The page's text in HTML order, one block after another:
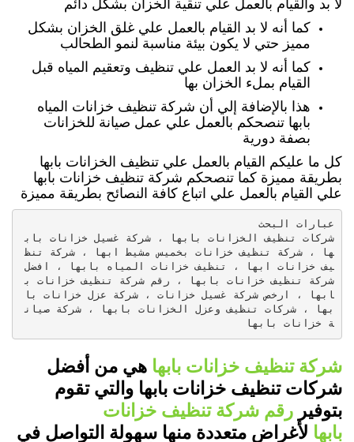
لا بد والقيام بالعمل علي تنقية الخزان بشكل دائم
كما أنه لا بد القيام بالعمل علي غلق الخزان بشكل
مميز حتي لا يكون بيئة مناسبة لنمو الطحالب
كما أنه لا بد العمل علي تنظيف وتعقيم المياه قبل
القيام بملء الخزان بها
هذا بالإضافة إلي أن شركة تنظيف خزانات المياه
بابها تنصحكم بالعمل علي عمل صيانة للخزانات
بصفة دورية
كل ما عليكم القيام بالعمل علي تنظيف الخزانات بابها
بطريقة مميزة كما تنصحكم شركة تنظيف خزانات بابها
علي القيام بالعمل علي اتباع كافة النصائح بطريقة مميزة
شركات تنظيف الخزانات بابها ، شركة غسيل خزانات باب
ها ، شركة تنظيف خزانات بخميس مشيط ابها ، شركة تنظ
شركة تنظيف خزانات بابها ، رقم شركة تنظيف خزانات ب
ابها ، ارخص شركة غسيل خزانات ، شركة عزل خزانات با
بها ، شركات تنظيف وعزل الخزانات بابها ، شركة صيان
ة خزانات بابها
شركة تنظيف خزانات بابها هي من أفضل
شركات تنظيف خزانات بابها والتي تقوم
بتوفير رقم شركة تنظيف خزانات
بابها لأغراض متعددة منها سهولة التواصل في